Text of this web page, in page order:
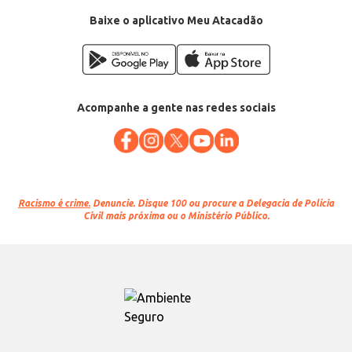
Baixe o aplicativo Meu Atacadão
Acompanhe a gente nas redes sociais
Racismo é crime. Denuncie. Disque 100 ou procure a Delegacia de Polícia
Civil mais próxima ou o Ministério Público.